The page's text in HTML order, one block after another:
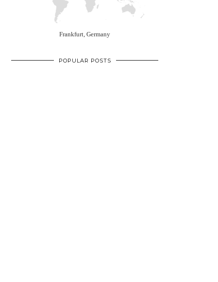
Frankfurt, Germany
POPULAR POSTS